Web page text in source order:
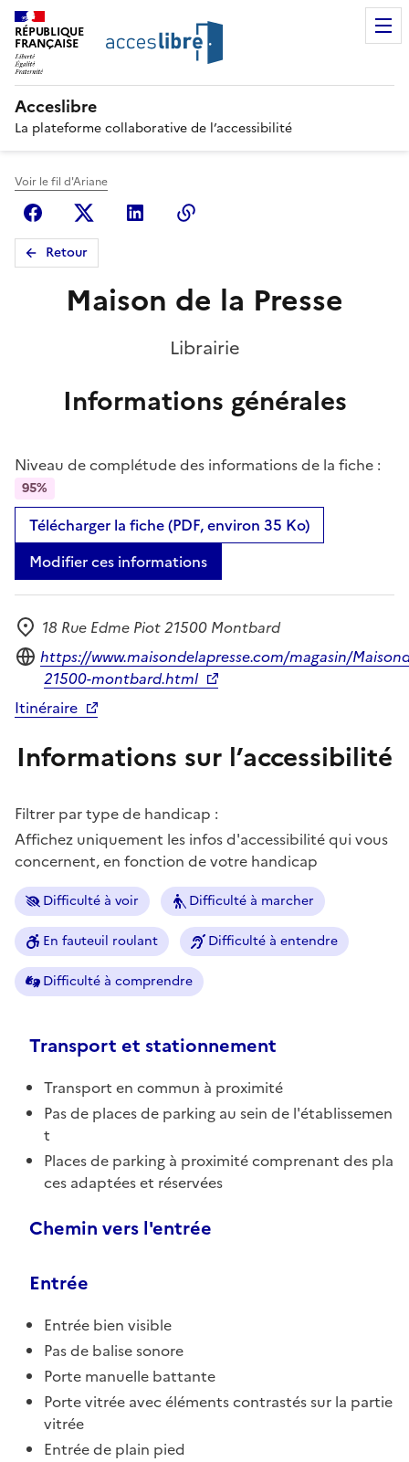
RÉPUBLIQUE
FRANÇAISE
Acceslibre
La plateforme collaborative de l’accessibilité
Voir le fil d'Ariane
FacebookX (anciennement Twitter)
Linkedin
Retour
Maison de la Presse
Librairie
Informations générales
Niveau de complétude des informations de la fiche :
95%
Télécharger la fiche (PDF, environ 35 Ko)
Modifier ces informations
Adresse
18 Rue Edme Piot 21500 Montbard
Site internet
https://www.maisondelapresse.com/magasin/
21500-montbard.html
Itinéraire
Informations sur l’accessibilité
Filtrer par type de handicap :
Affichez uniquement les infos d'accessibilité qui vous
concernent, en fonction de votre handicap
Difficulté à voir Difficulté à marcher
En fauteuil roulant Difficulté à entendre
Difficulté à comprendre
Transport et stationnement
Transport en commun à proximité
Pas de places de parking au sein de l'établissemen
t
Places de parking à proximité comprenant des pla
ces adaptées et réservées
Chemin vers l'entrée
Entrée
Entrée bien visible
Pas de balise sonore
Porte manuelle battante
Porte vitrée avec éléments contrastés sur la partie
vitrée
Entrée de plain pied